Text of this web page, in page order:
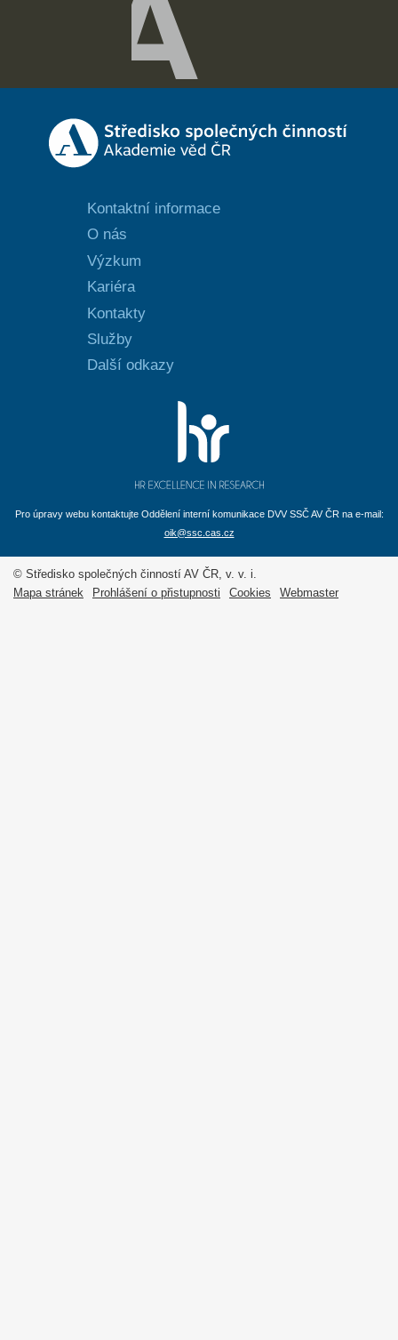
Kontaktní informace
O nás
Výzkum
Kariéra
Kontakty
Služby
Další odkazy
Pro úpravy webu kontaktujte Oddělení interní komunikace DVV SSČ AV ČR na e-mail:
oik@ssc.cas.cz
© Středisko společných činností AV ČR, v. v. i.
Mapa stránek
Prohlášení o přistupnosti Cookies Webmaster